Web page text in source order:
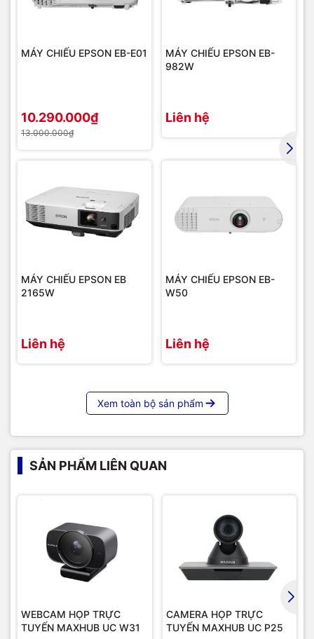
động trong khoảng cách
POE Hỗ trợ sạc qua cổng RJ45
Bảo hành 24 tháng chính hãng
MÁY CHIẾU EPSON EB-E01
10.290.000₫
13.000.000₫
MÁY CHIẾU EPSON EB-
982W
Liên hệ
MÁY CHIẾU EPSON EB
2165W
Liên hệ
MÁY CHIẾU EPSON EB-
W50
Liên hệ
Xem toàn bộ sản phẩm
SẢN PHẨM LIÊN QUAN
WEBCAM HỌP TRỰC
TUYẾN MAXHUB UC W31
CAMERA HỌP TRỰC
TUYẾN MAXHUB UC P25